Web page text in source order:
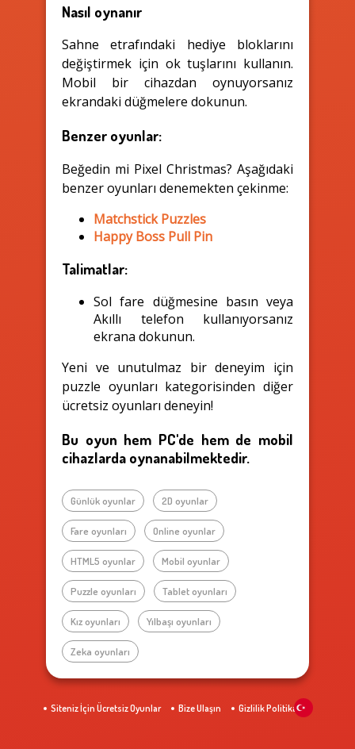
Nasıl oynanır
Sahne etrafındaki hediye bloklarını
değiştirmek için ok tuşlarını kullanın.
Mobil bir cihazdan oynuyorsanız
ekrandaki düğmelere dokunun.
Benzer oyunlar:
Beğedin mi Pixel Christmas? Aşağıdaki
benzer oyunları denemekten çekinme:
Matchstick Puzzles
Happy Boss Pull Pin
Talimatlar:
Sol fare düğmesine basın veya
Akıllı telefon kullanıyorsanız
ekrana dokunun.
Yeni ve unutulmaz bir deneyim için
puzzle oyunları kategorisinden diğer
ücretsiz oyunları deneyin!
Bu oyun hem PC'de hem de mobil
cihazlarda oynanabilmektedir.
Günlük oyunlar 2D oyunlar
Fare oyunları Online oyunlar
HTML5 oyunlar Mobil oyunlar
Puzzle oyunları Tablet oyunları
Kız oyunları Yılbaşı oyunları
Zeka oyunları
Siteniz İçin Ücretsiz Oyunlar Bize Ulaşın Gizlilik Politikası